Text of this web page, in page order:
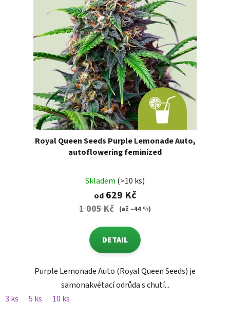
Royal Queen Seeds Purple Lemonade Auto,
autoflowering feminized
Skladem (>10 ks)
od629 Kč
1 005 Kč (až –44 %)
DETAIL
Purple Lemonade Auto (Royal Queen Seeds) je
samonakvétací odrůda s chutí...
3 ks
5 ks 10 ks